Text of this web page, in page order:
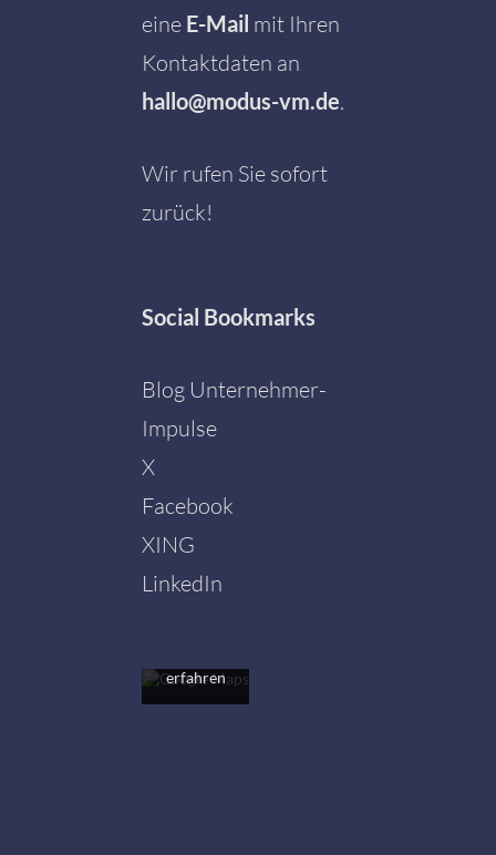
eine E-Mail mit Ihren
Kontaktdaten an
hallo@modus-vm.de.
Wir rufen Sie sofort
zurück!
Social Bookmarks
Blog Unternehmer-
Impulse
X
Facebook
XING
LinkedIn
Mit dem
Karte
Sie die
erfahren